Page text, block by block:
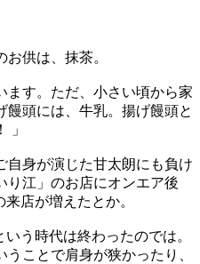
供は、抹茶。
ます。ただ、小さい頃から家
頭には、牛乳。揚げ饅頭と
」
自身が演じた甘太朗にも負け
り江」のお店にオンエア後
店が増えたとか。
いう時代は終わったのでは。
ことで肩身が狭かったり、